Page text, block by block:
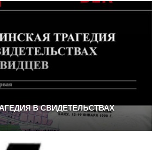
В СВИДЕТЕЛЬСТВАХ